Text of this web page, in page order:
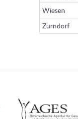
Wiesen
Zurndorf